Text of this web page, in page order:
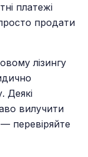
платежі
продати
лізингу
Деякі
вилучити
перевіряйте